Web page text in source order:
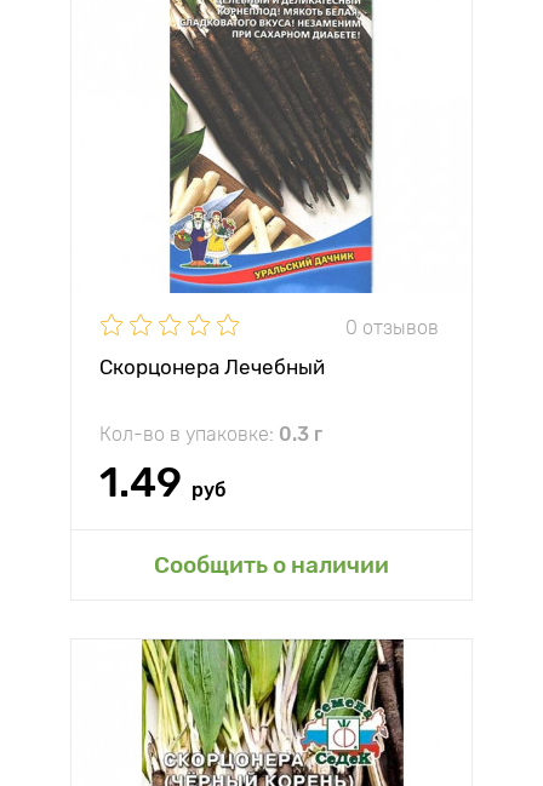
0 отзывов
Скорцонера Лечебный
Кол-во в упаковке: 0.3 г
1.49 руб
Сообщить о наличии